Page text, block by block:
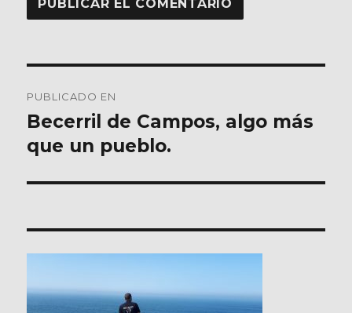
de
entradas
PUBLICADO EN
Becerril de Campos, algo más
que un pueblo.